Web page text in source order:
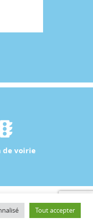
de voirie
Tout accepter